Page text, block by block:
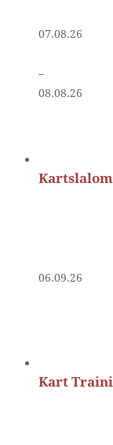
07.08.26
–
08.08.26
06.09.26
Kart